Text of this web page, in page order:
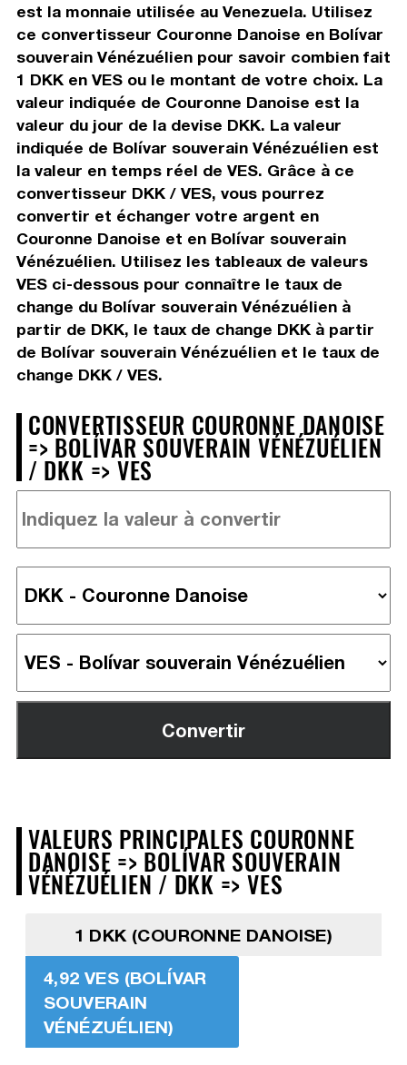
est la monnaie utilisée au Venezuela. Utilisez
ce convertisseur Couronne Danoise en Bolívar
souverain Vénézuélien pour savoir combien fait
1 DKK en VES ou le montant de votre choix. La
valeur indiquée de Couronne Danoise est la
valeur du jour de la devise DKK. La valeur
indiquée de Bolívar souverain Vénézuélien est
la valeur en temps réel de VES. Grâce à ce
convertisseur DKK / VES, vous pourrez
convertir et échanger votre argent en
Couronne Danoise et en Bolívar souverain
Vénézuélien. Utilisez les tableaux de valeurs
VES ci-dessous pour connaître le taux de
change du Bolívar souverain Vénézuélien à
partir de DKK, le taux de change DKK à partir
de Bolívar souverain Vénézuélien et le taux de
change DKK / VES.
CONVERTISSEUR COURONNE DANOISE
=> BOLÍVAR SOUVERAIN VÉNÉZUÉLIEN
/ DKK => VES
VALEURS PRINCIPALES COURONNE
DANOISE => BOLÍVAR SOUVERAIN
VÉNÉZUÉLIEN / DKK => VES
1 DKK (COURONNE DANOISE)
4,92 VES (BOLÍVAR
SOUVERAIN
VÉNÉZUÉLIEN)